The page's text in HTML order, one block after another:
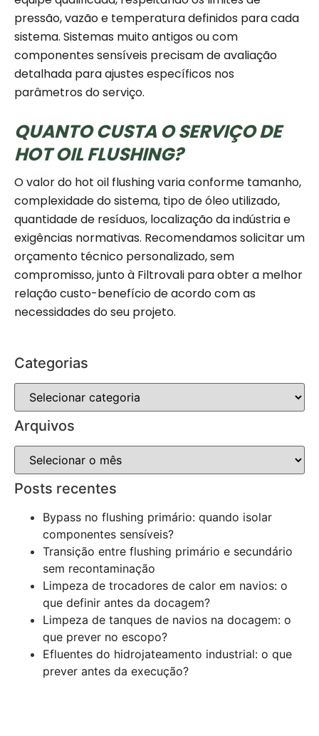
pressão, vazão e temperatura definidos para cada
sistema. Sistemas muito antigos ou com
componentes sensíveis precisam de avaliação
detalhada para ajustes específicos nos
parâmetros do serviço.
QUANTO CUSTA O SERVIÇO DE
HOT OIL FLUSHING?
O valor do hot oil flushing varia conforme tamanho,
complexidade do sistema, tipo de óleo utilizado,
quantidade de resíduos, localização da indústria e
exigências normativas. Recomendamos solicitar um
orçamento técnico personalizado, sem
compromisso, junto à Filtrovali para obter a melhor
relação custo-benefício de acordo com as
necessidades do seu projeto.
Categorias
Arquivos
Posts recentes
Bypass no flushing primário: quando isolar
componentes sensíveis?
Transição entre flushing primário e secundário
sem recontaminação
Limpeza de trocadores de calor em navios: o
que definir antes da docagem?
Limpeza de tanques de navios na docagem: o
que prever no escopo?
Efluentes do hidrojateamento industrial: o que
prever antes da execução?